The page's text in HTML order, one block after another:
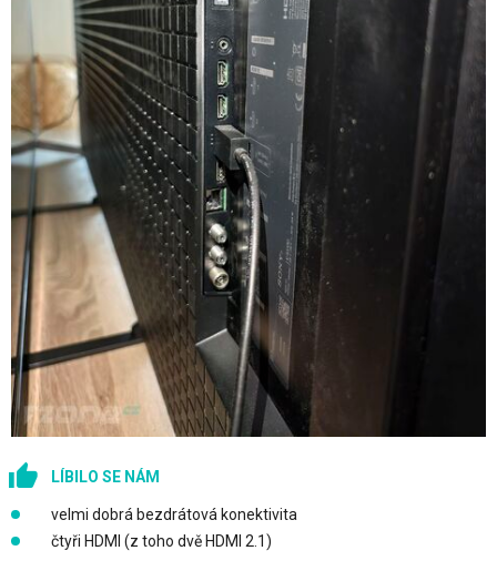
LÍBILO SE NÁM
velmi dobrá bezdrátová konektivita
čtyři HDMI (z toho dvě HDMI 2.1)